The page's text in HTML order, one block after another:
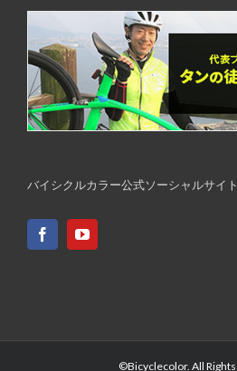
バイシクルカラー公式ソーシャルサイト
©Bicyclecolor. All